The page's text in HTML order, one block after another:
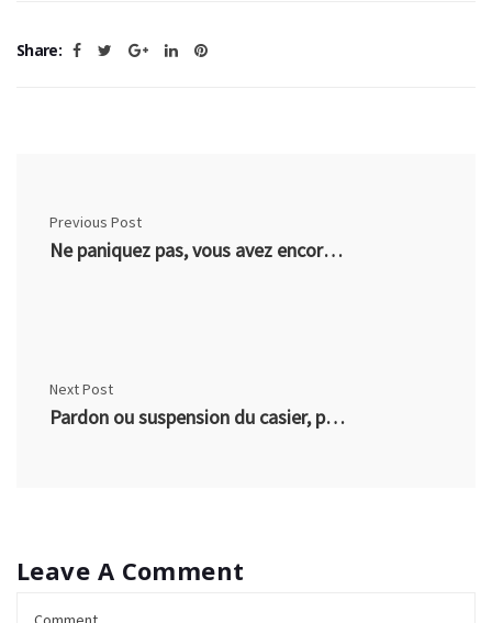
Share:
Previous Post
Ne paniquez pas, vous avez encore le droit de demander un pardon.
Next Post
Pardon ou suspension du casier, peu importe le nom…
Leave A Comment